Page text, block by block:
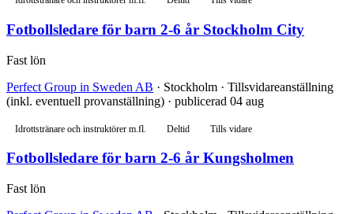
Fotbollsledare för barn 2-6 år Stockholm City
Fast lön
Perfect Group in Sweden AB · Stockholm · Tillsvidareanställning
(inkl. eventuell provanställning) · publicerad 04 aug
Idrottstränare och instruktörer m.fl. Deltid Tills vidare
Fotbollsledare för barn 2-6 år Kungsholmen
Fast lön